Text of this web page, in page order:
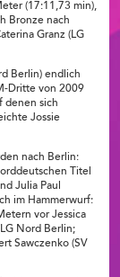
(17:11,73 min),
Bronze nach
Granz (LG
Berlin) endlich
Dritte von 2009
denen sich
Jossie
nach Berlin:
Titel
Julia Paul
im Hammerwurf:
vor Jessica
Nord Berlin;
Sawczenko (SV